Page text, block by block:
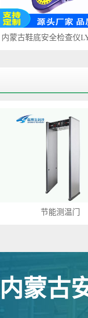
内蒙古鞋底安全检查仪
节能测温门
内蒙古